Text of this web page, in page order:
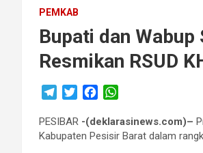
PEMKAB
Bupati dan
Resmikan RSUD
l
e
i
t
c
e
a
t
PESIBAR -(deklarasinews.com)–
Kabupaten Pesisir Barat dalam